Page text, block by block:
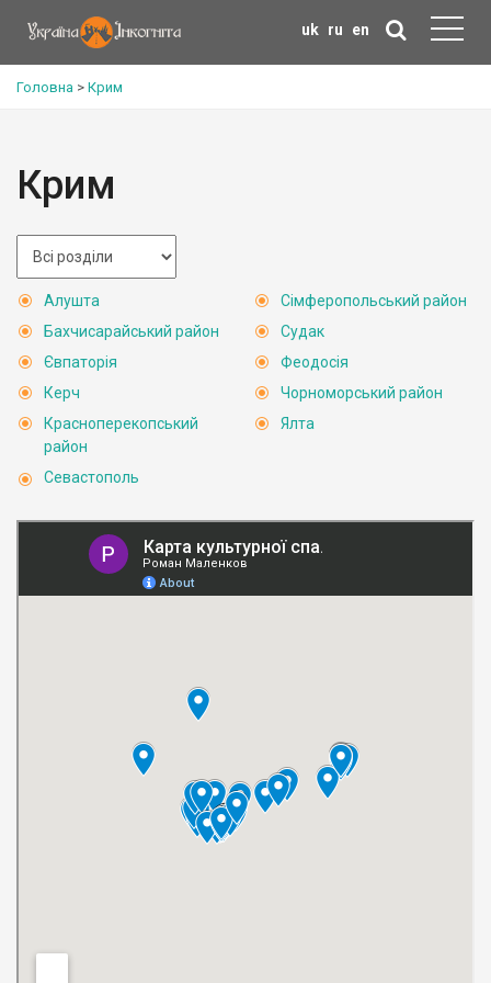
uk ru en
Головна > Крим
Крим
Алушта
Бахчисарайський район
Євпаторія
Керч
Красноперекопський
район
Севастополь
Сімферопольський район
Судак
Феодосія
Чорноморський район
Ялта